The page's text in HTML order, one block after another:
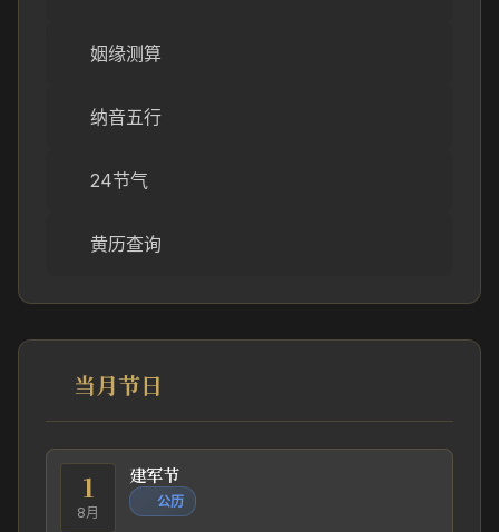
姻缘测算
纳音五行
24节气
黄历查询
当月节日
1
8月
建军节
公历